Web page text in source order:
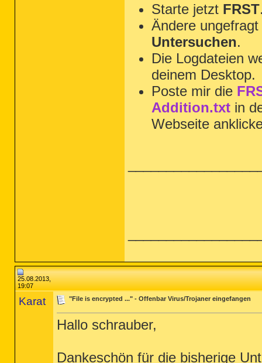
Starte jetzt FRST
Ändere
Untersuchen.
Die Logdateien
deinem Desktop.
Poste mir die
Addition.txt in
Webseite
25.08.2013,
19:07
Karat "File is encrypted ..." - Offenbar Virus/Trojaner eingefangen
Hallo schrauber,
Dankeschön für die bisherige